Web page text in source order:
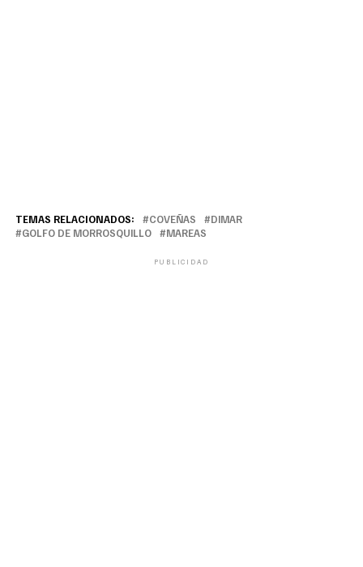
TEMAS RELACIONADOS: COVEÑAS
DIMAR
GOLFO DE MORROSQUILLO
MAREAS
PUBLICIDAD